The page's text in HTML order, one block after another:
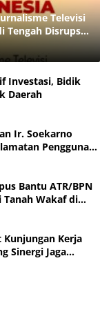
Televisi
Tengah Disrupsi
Investasi, Bidik
Daerah
Ir. Soekarno
Pengguna
Bantu ATR/BPN
Tanah Wakaf di
Kunjungan Kerja
Sinergi Jaga